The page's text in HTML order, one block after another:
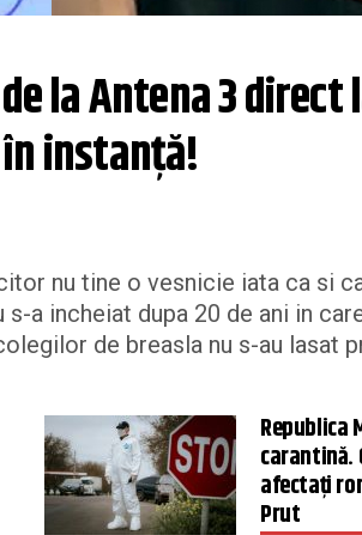
la Antena 3
instanță!
nu tine o vesnicie iata ca si
a incheiat dupa 20 de ani in
de breasla nu s-au lasat
Republica
carantină.
afectați
Prut